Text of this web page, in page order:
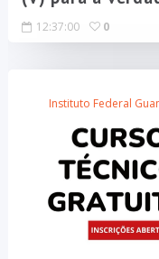
12:37:00 0
Instituto Federal